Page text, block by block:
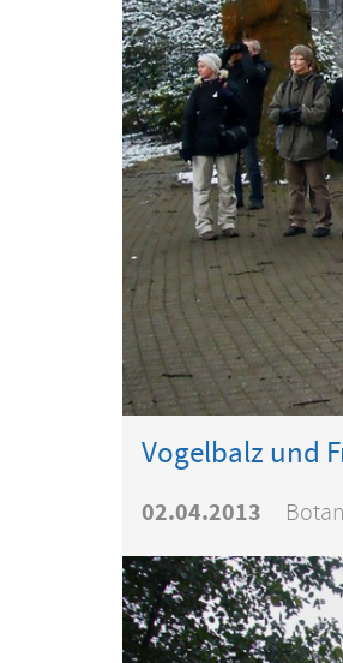
Vogelbalz und
02.04.2013